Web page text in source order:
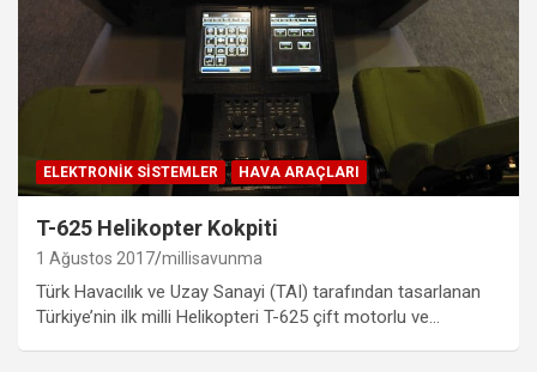
ELEKTRONIK SISTEMLER HAVA ARAÇLARI
T-625 Helikopter Kokpiti
1 Ağustos 2017 millisavunma
Türk Havacılık ve Uzay Sanayi (TAI) tarafından tasarlanan
Türkiye’nin ilk milli Helikopteri T-625 çift motorlu ve…